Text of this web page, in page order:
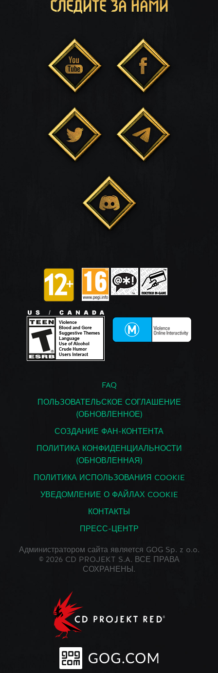
СЛЕДИТЕ ЗА НАМИ
FAQ
ПОЛЬЗОВАТЕЛЬСКОЕ СОГЛАШЕНИЕ
(ОБНОВЛЕННОЕ)
СОЗДАНИЕ ФАН-КОНТЕНТА
ПОЛИТИКА КОНФИДЕНЦИАЛЬНОСТИ
(ОБНОВЛЕННАЯ)
ПОЛИТИКА ИСПОЛЬЗОВАНИЯ COOKIE
УВЕДОМЛЕНИЕ О ФАЙЛАХ COOKIE
КОНТАКТЫ
ПРЕСС-ЦЕНТР
Администратором сайта является GOG Sp. z o.o.
© 2026 CD PROJEKT S.A. ВСЕ ПРАВА
СОХРАНЕНЫ.